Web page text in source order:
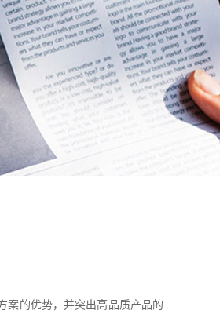
案的优势，并突出高品质产品的